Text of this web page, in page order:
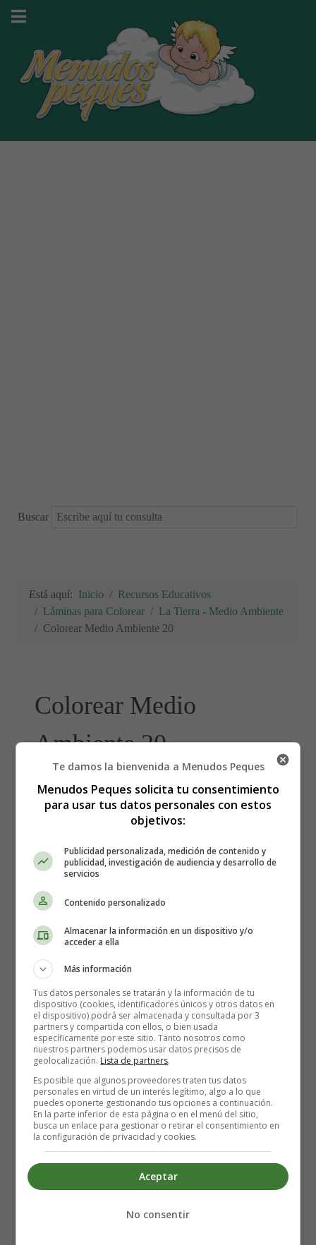
Buscar
Está aquí: Inicio
Recursos Educativos
Láminas para Colorear
La Tierra - Medio Ambiente
Colorear Medio Ambiente 20
Colorear Medio
Ambiente 20
Lámina para imprimir y
colorear sobre la tierra y el
medio ambiente.
Te damos la bienvenida a Menudos Peques
Menudos Peques solicita tu consentimiento
para usar tus datos personales con estos
objetivos:
Publicidad personalizada, medición de contenido y
publicidad, investigación de audiencia y desarrollo de
servicios
Contenido personalizado
Almacenar la información en un dispositivo y/o
acceder a ella
Más información
Tus datos personales se tratarán y la información de tu
dispositivo (cookies, identificadores únicos y otros datos en
el dispositivo) podrá ser almacenada y consultada por 3
partners y compartida con ellos, o bien usada
específicamente por este sitio. Tanto nosotros como
nuestros partners podemos usar datos precisos de
geolocalización. Lista de partners.
Es posible que algunos proveedores traten tus datos
personales en virtud de un interés legítimo, algo a lo que
puedes oponerte gestionando tus opciones a continuación.
En la parte inferior de esta página o en el menú del sitio,
busca un enlace para gestionar o retirar el consentimiento en
la configuración de privacidad y cookies.
Aceptar
No consentir